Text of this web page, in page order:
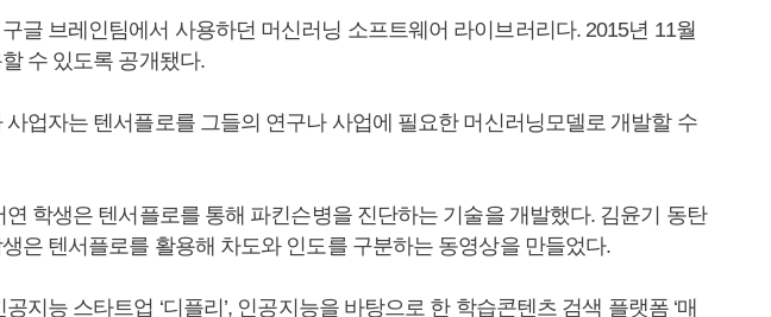
글 브레인팀에서 사용하던 머신러닝 소프트웨어 라이브러리다. 2015년 11월
수 있도록 공개됐다.
사업자는 텐서플로를 그들의 연구나 사업에 필요한 머신러닝모델로 개발할 수
연 학생은 텐서플로를 통해 파킨슨병을 진단하는 기술을 개발했다. 김윤기 동탄
은 텐서플로를 활용해 차도와 인도를 구분하는 동영상을 만들었다.
지능 스타트업 ‘디플리’, 인공지능을 바탕으로 한 학습콘텐츠 검색 플랫폼 ‘매